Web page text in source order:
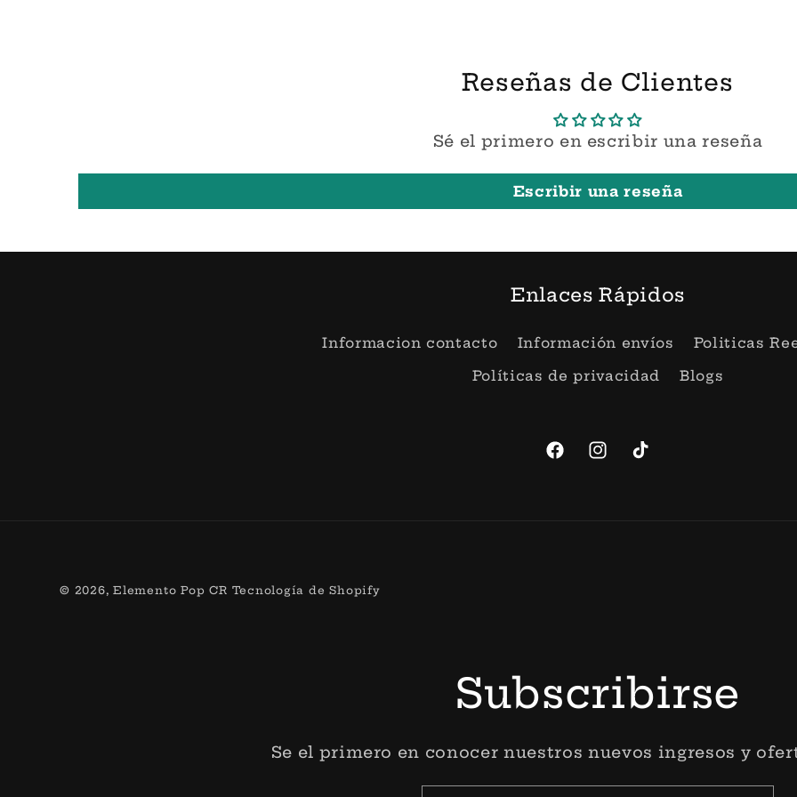
Reseñas de Clientes
Sé el primero en escribir una reseña
Escribir una reseña
Enlaces Rápidos
Informacion contacto Información envíos
Politicas
Políticas de privacidad
Blogs
FacebookInstagram
TikTok
© 2026,Elemento Pop CR Tecnología de Shopify
Subscribirse
Se el primero en conocer nuestros nuevos ingresos y